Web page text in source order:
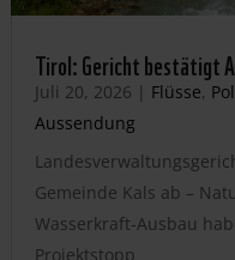
Tirol: Gericht bestätigt
Juli 20, 2026 | Flüsse,
Aussendung
Gemeinde Kals ab –
Wasserkraft-Ausbau
Projektstopp